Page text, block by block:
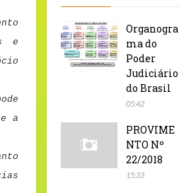
e
a
Organogra
ma do
Poder
Judiciário
do Brasil
05:42
PROVIME
NTO Nº
22/2018
15:33